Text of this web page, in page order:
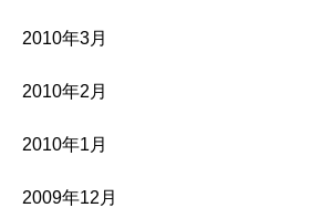
2010年3月
2010年2月
2010年1月
2009年12月